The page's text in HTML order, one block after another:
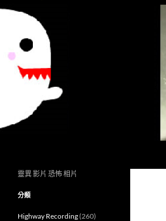
靈異 影片 恐怖 相片
分類
Highway Recording(260)